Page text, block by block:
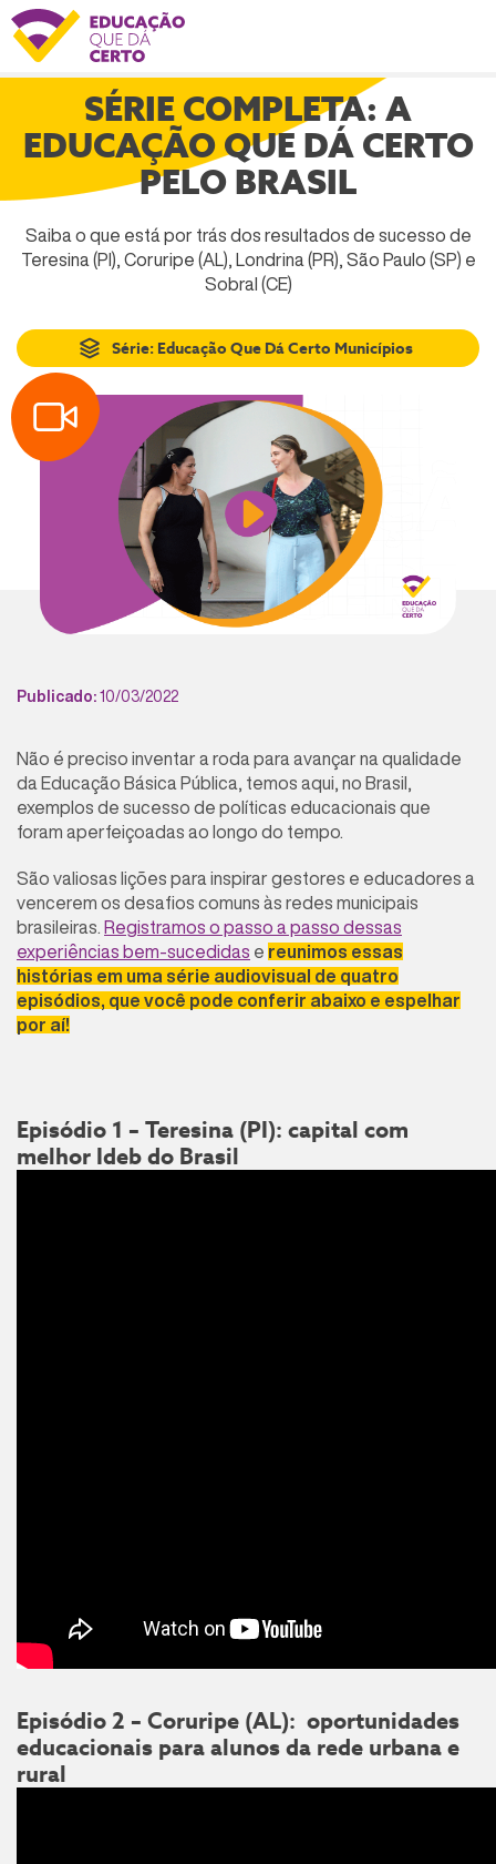
Logo Educação que
SÉRIE COMPLETA: A
EDUCAÇÃO QUE DÁ CERTO
PELO BRASIL
Saiba o que está por trás dos resultados de sucesso de
Teresina (PI), Coruripe (AL), Londrina (PR), São Paulo (SP) e
Sobral (CE)
Série: Educação Que Dá Certo Municípios
Publicado: 10/03/2022
Não é preciso inventar a roda para avançar na qualidade
da Educação Básica Pública, temos aqui, no Brasil,
exemplos de sucesso de políticas educacionais que
foram aperfeiçoadas ao longo do tempo.
São valiosas lições para inspirar gestores e educadores a
vencerem os desafios comuns às redes municipais
brasileiras. Registramos o passo a passo dessas
experiências bem-sucedidas e reunimos essas
histórias em uma série audiovisual de quatro
episódios, que você pode conferir abaixo e espelhar
por aí!
Episódio 1 – Teresina (PI): capital com
melhor Ideb do Brasil
Episódio 2 – Coruripe (AL): oportunidades
educacionais para alunos da rede urbana e
rural